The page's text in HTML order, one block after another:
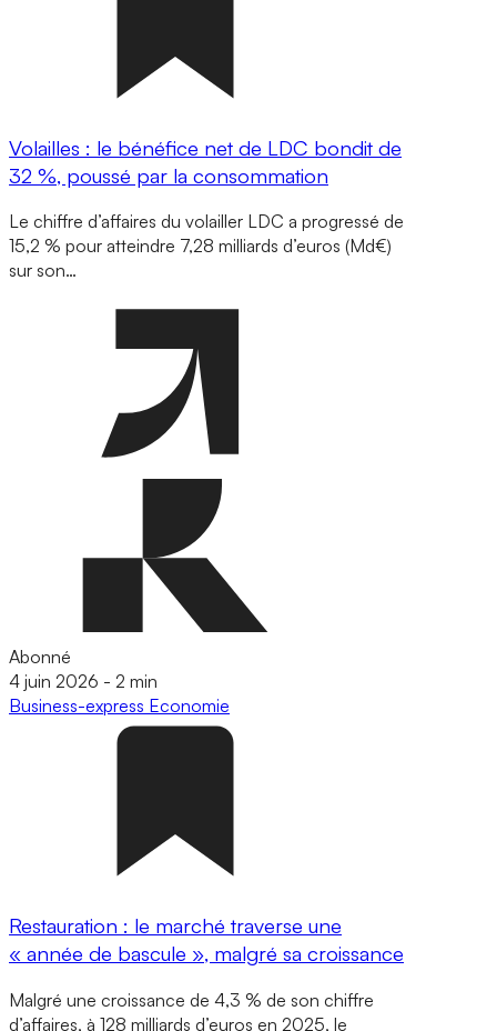
Volailles : le bénéfice net de LDC bondit de
32 %, poussé par la consommation
Le chiffre d’affaires du volailler LDC a progressé de
15,2 % pour atteindre 7,28 milliards d’euros (Md€)
sur son…
Abonné
4 juin 2026 - 2 min
Business-express Economie
Restauration : le marché traverse une
« année de bascule », malgré sa croissance
Malgré une croissance de 4,3 % de son chiffre
d’affaires, à 128 milliards d’euros en 2025, le